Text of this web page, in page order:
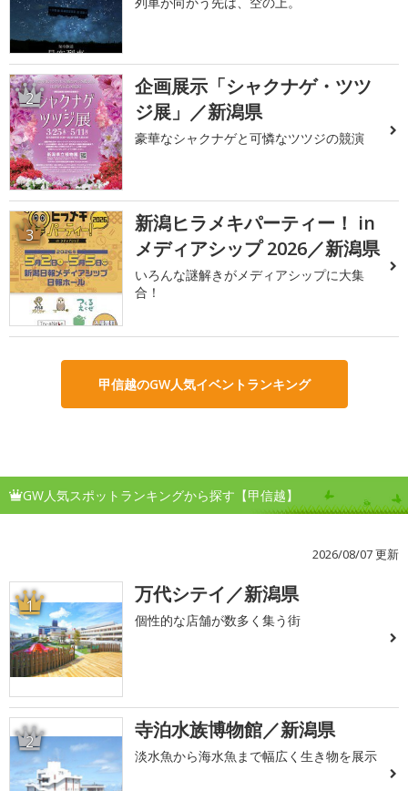
2
企画展示「シャクナゲ・ツツ
ジ展」／新潟県
豪華なシャクナゲと可憐なツツジの競演
3
新潟ヒラメキパーティー！ in
メディアシップ 2026／新潟県
いろんな謎解きがメディアシップに大集
合！
甲信越のGW人気イベントランキング
GW人気スポットランキングから探す【甲信越】
2026/08/07 更新
1 万代シテイ／新潟県
個性的な店舗が数多く集う街
2 寺泊水族博物館／新潟県
淡水魚から海水魚まで幅広く生き物を展示